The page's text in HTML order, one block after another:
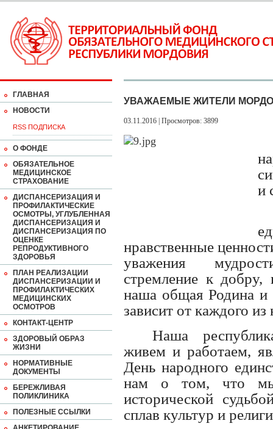
ГЛАВНАЯ
НОВОСТИ
RSS ПОДПИСКА
О ФОНДЕ
ОБЯЗАТЕЛЬНОЕ
МЕДИЦИНСКОЕ
СТРАХОВАНИЕ
ДИСПАНСЕРИЗАЦИЯ И
ПРОФИЛАКТИЧЕСКИЕ
ОСМОТРЫ, УГЛУБЛЕННАЯ
ДИСПАНСЕРИЗАЦИЯ И
ДИСПАНСЕРИЗАЦИЯ ПО
ОЦЕНКЕ
РЕПРОДУКТИВНОГО
ЗДОРОВЬЯ
ПЛАН РЕАЛИЗАЦИИ
ДИСПАНСЕРИЗАЦИИ И
ПРОФИЛАКТИЧЕСКИХ
МЕДИЦИНСКИХ
ОСМОТРОВ
КОНТАКТ-ЦЕНТР
ЗДОРОВЫЙ ОБРАЗ
ЖИЗНИ
НОРМАТИВНЫЕ
ДОКУМЕНТЫ
БЕРЕЖЛИВАЯ
ПОЛИКЛИНИКА
ПОЛЕЗНЫЕ ССЫЛКИ
УВАЖАЕМЫЕ ЖИТЕЛИ
03.11.2016 | Просмотров: 3899
и
нравственные
уважения
стремление к
наша общая Родина и
зависит от каждого из
Наша
живем и работаем,
День народного
нам о том, что
исторической
сплав культур и